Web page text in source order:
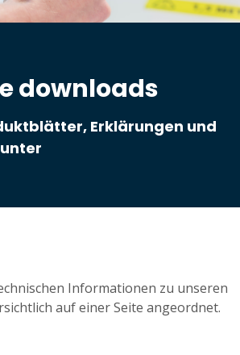
downloads
Erklärungen und
Informationen zu unseren
auf einer Seite angeordnet.